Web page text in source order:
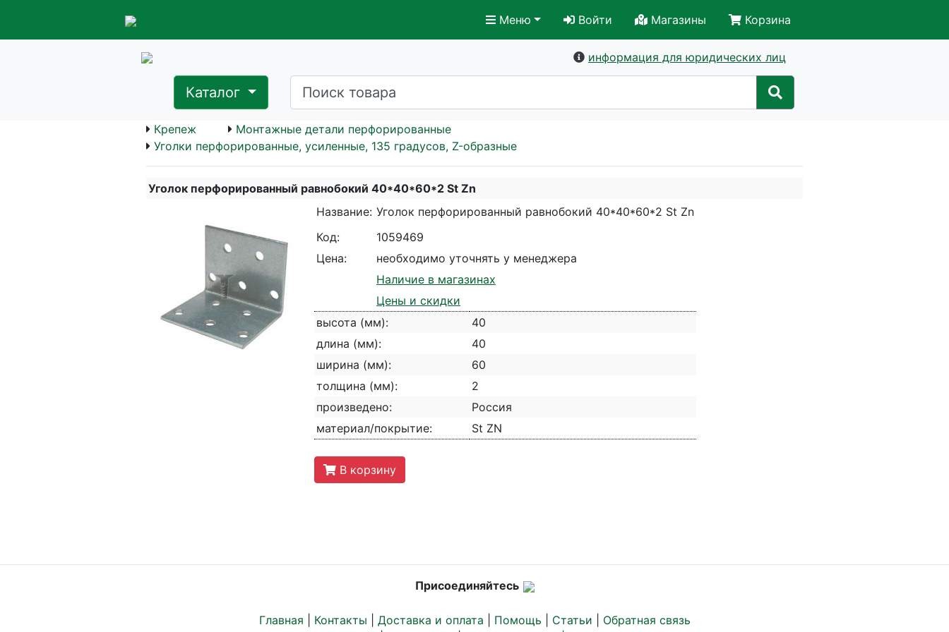
Меню Войти Магазины Корзина
информация для юридических лиц
Каталог
Крепеж
Монтажные детали перфорированные
Уголки перфорированные, усиленные, 135 градусов, Z-образные
Уголок перфорированный равнобокий 40*40*60*2 St Zn
Название: Уголок перфорированный равнобокий 40*40*60*2 St Zn
Код:
1059469
Цена:
необходимо уточнять у менеджера
Наличие в магазинах
Цены и скидки
высота (мм):
40
длина (мм):
40
ширина (мм):
60
толщина (мм):
2
произведено:
Россия
материал/покрытие:
St ZN
В корзину
Присоединяйтесь
Главная Контакты Доставка и оплата Помощь Статьи
Обратная связь